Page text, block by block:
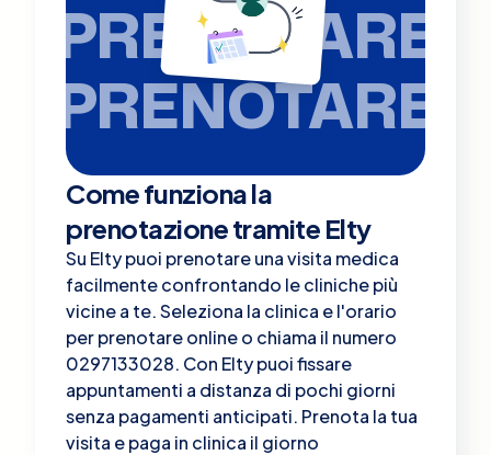
PRENOTARE
PRENOTARE
Come funziona la
prenotazione tramite Elty
Su Elty puoi prenotare una visita medica
facilmente confrontando le cliniche più
vicine a te. Seleziona la clinica e l'orario
per prenotare online o chiama il numero
0297133028. Con Elty puoi fissare
appuntamenti a distanza di pochi giorni
senza pagamenti anticipati. Prenota la tua
visita e paga in clinica il giorno